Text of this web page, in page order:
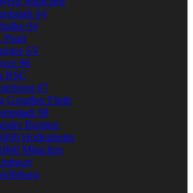
04
04
Pauli
SV
96
BSC
07
Greuther Fürth
98
Bremen
Hoffenheim
München